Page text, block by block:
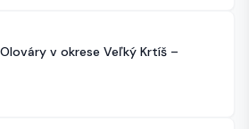
v okrese Veľký Krtíš –